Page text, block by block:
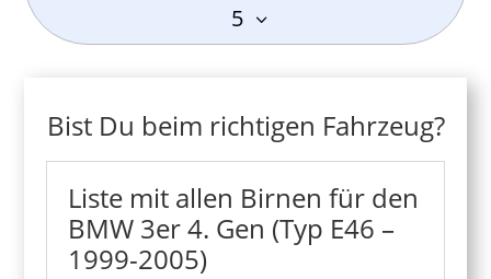
5
Bist Du beim richtigen Fahrzeug?
Liste mit allen Birnen für den
BMW 3er 4. Gen (Typ E46 –
1999-2005)